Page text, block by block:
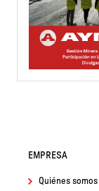
EMPRESA
Quiénes somos